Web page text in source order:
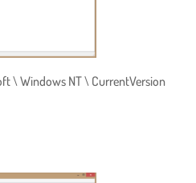
\ Windows NT \ CurrentVersion